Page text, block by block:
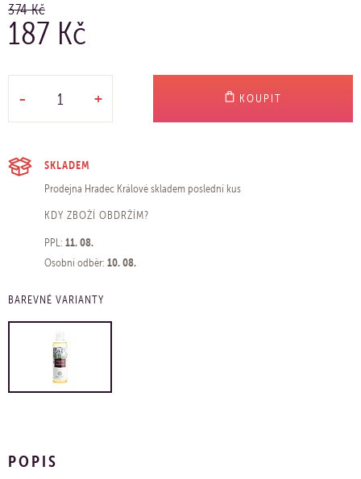
374 Kč
187 Kč
- + KOUPIT
SKLADEM
Prodejna Hradec Královéskladem poslední kus
KDY ZBOŽÍ OBDRŽÍM?
PPL: 11. 08.
Osobní odběr: 10. 08.
BAREVNÉ VARIANTY
POPIS